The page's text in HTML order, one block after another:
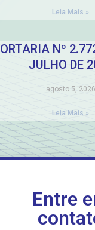
Leia Mais »
Nº
JULHO DE
agosto 5, 2026
Leia Mais »
Entre